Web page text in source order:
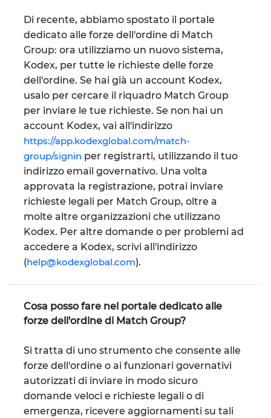
Di recente, abbiamo spostato il portale
dedicato alle forze dell'ordine di Match
Group: ora utilizziamo un nuovo sistema,
Kodex, per tutte le richieste delle forze
dell'ordine. Se hai già un account Kodex,
usalo per cercare il riquadro Match Group
per inviare le tue richieste. Se non hai un
account Kodex, vai all'indirizzo
https://app.kodexglobal.com/match-
group/signin per registrarti, utilizzando il tuo
indirizzo email governativo. Una volta
approvata la registrazione, potrai inviare
richieste legali per Match Group, oltre a
molte altre organizzazioni che utilizzano
Kodex. Per altre domande o per problemi ad
accedere a Kodex, scrivi all'indirizzo
(help@kodexglobal.com).
Cosa posso fare nel portale dedicato alle
forze dell'ordine di Match Group?
Si tratta di uno strumento che consente alle
forze dell'ordine o ai funzionari governativi
autorizzati di inviare in modo sicuro
domande veloci e richieste legali o di
emergenza, ricevere aggiornamenti su tali